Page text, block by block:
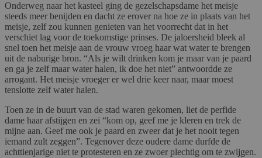
Onderweg naar het kasteel ging de gezelschapsdame het meisje
steeds meer benijden en dacht ze erover na hoe ze in plaats van het
meisje, zelf zou kunnen genieten van het voorrecht dat in het
verschiet lag voor de toekomstige prinses. De jaloersheid bleek al
snel toen het meisje aan de vrouw vroeg haar wat water te brengen
uit de naburige bron. “Als je wilt drinken kom je maar van je paard
en ga je zelf maar water halen, ik doe het niet” antwoordde ze
arrogant. Het meisje vroeger er wel drie keer naar, maar moest
tenslotte zelf water halen.
Toen ze in de buurt van de stad waren gekomen, liet de perfide
dame haar afstijgen en zei “kom op, geef me je kleren en trek de
mijne aan. Geef me ook je paard en zweer dat je het nooit tegen
iemand zult zeggen”. Tegenover deze oudere dame durfde de
achttienjarige niet te protesteren en ze zwoer plechtig om te zwijgen.